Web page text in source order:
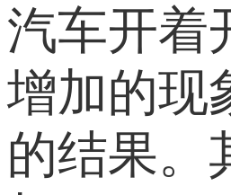
汽车开着
增加的现
的结果。